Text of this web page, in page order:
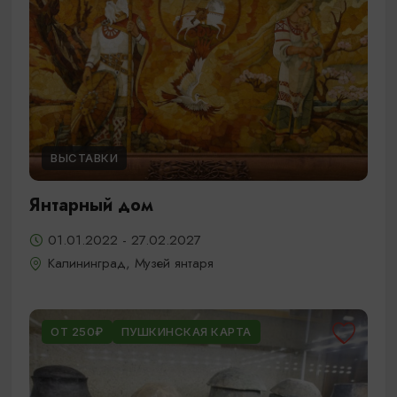
ВЫСТАВКИ
Янтарный дом
01.01.2022 - 27.02.2027
Калининград, Музей янтаря
ОТ 250₽ ПУШКИНСКАЯ КАРТА